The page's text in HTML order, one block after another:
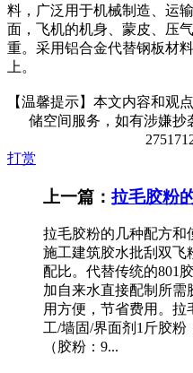
料，广泛用于机械制造、运
面，飞机的机身、蒙皮、压
重。采用铝合金代替钢板材
上。
【温馨提示】本文内容和观
储空间服务，如有涉嫌抄
打赏
上一篇： 拉毛胶粉
拉毛胶粉的几种配方和
施工建筑胶水批刮双飞
配比。代替传统的801
加自来水直接配制所需
用方便，节省费用。拉
工/墙固/界面剂1斤胶粉
（胶粉：9...